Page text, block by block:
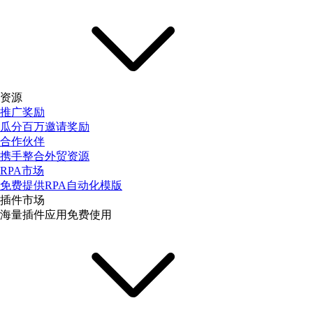
资源
推广奖励
瓜分百万邀请奖励
合作伙伴
携手整合外贸资源
RPA市场
免费提供RPA自动化模版
插件市场
海量插件应用免费使用